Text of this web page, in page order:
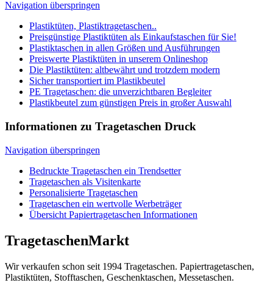
Plastikbeutel zum günstigen Preis in großer Auswahl
Informationen zu Tragetaschen Druck
Navigation überspringen
Bedruckte Tragetaschen ein Trendsetter
Tragetaschen als Visitenkarte
Personalisierte Tragetaschen
Tragetaschen ein wertvolle Werbeträger
TragetaschenMarkt
Wir verkaufen schon seit 1994 Tragetaschen. Papiertragetaschen,
Plastiktüten, Stofftaschen, Geschenktaschen, Messetaschen.
Beste Qualität
> Lieferung europaweit
> kurze Lieferzeiten
> Rabatte bei Selbstabholung
> kein Mindestbestellwert